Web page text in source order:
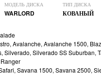
МОДЕЛЬ ДИСКА
WARLORD
ТИП ДИСКА
КОВАНЫЙ
Avalanche, Avalanche 1500,
Silverado, Silverado SS Suburban,
Savana 1500, Savana 2500,